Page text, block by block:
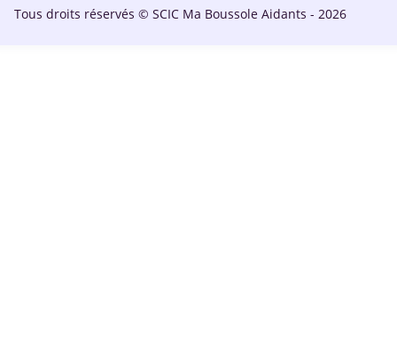
Tous droits réservés © SCIC Ma Boussole Aidants - 2026